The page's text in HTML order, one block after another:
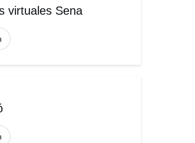
virtuales Sena